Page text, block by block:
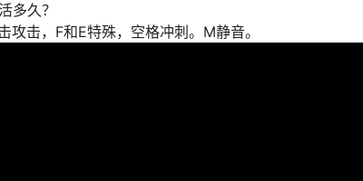
多久？
攻击，F和E特殊，空格冲刺。M静音。